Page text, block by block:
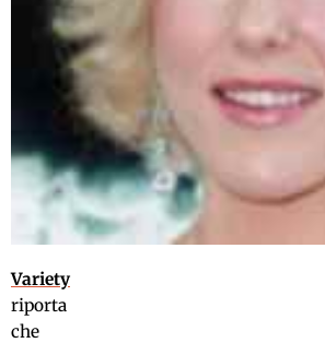
Variety
riporta
che